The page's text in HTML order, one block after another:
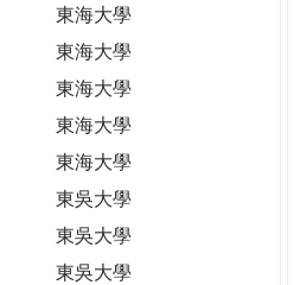
東海大學
東海大學
東海大學
東海大學
東海大學
東吳大學
東吳大學
東吳大學